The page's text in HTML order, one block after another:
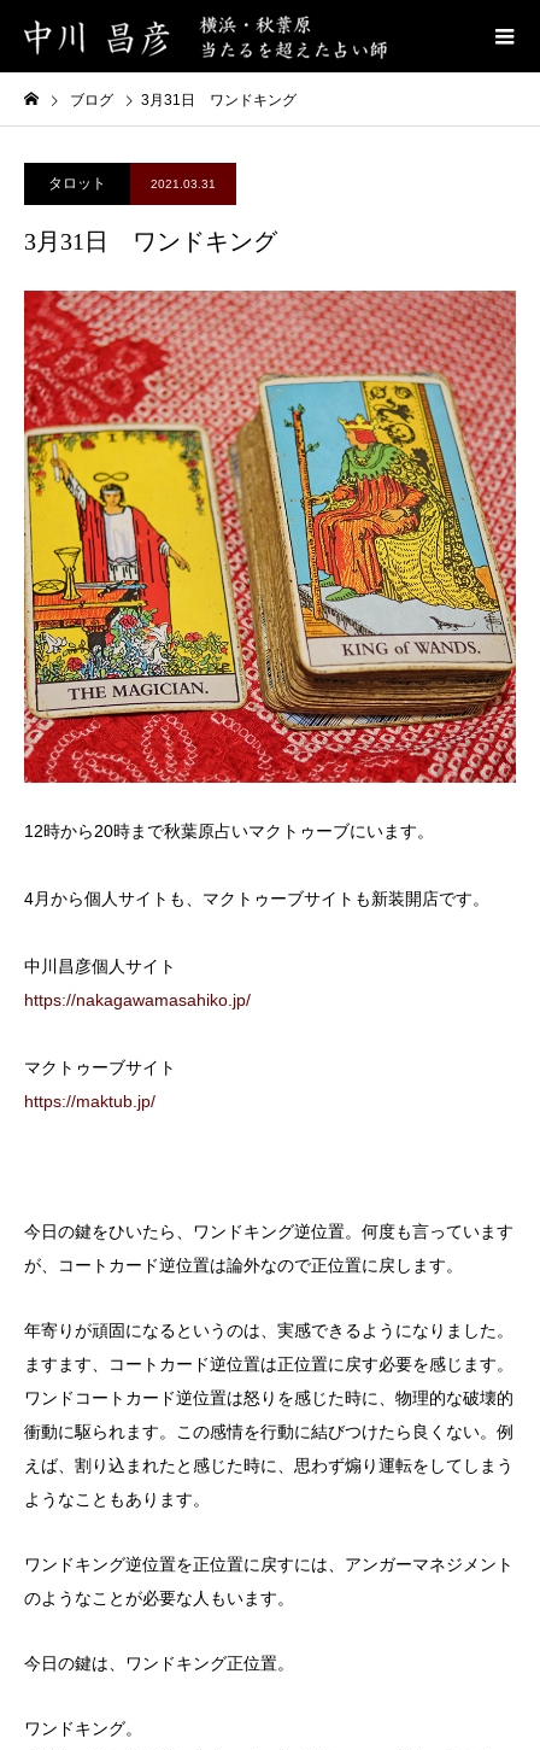
ブログ 3月31日 ワンドキング
タロット 2021.03.31
3月31日 ワンドキング
12時から20時まで秋葉原占いマクトゥーブにいます。
4月から個人サイトも、マクトゥーブサイトも新装開店です。
中川昌彦個人サイト
https://nakagawamasahiko.jp/
マクトゥーブサイト
https://maktub.jp/
今日の鍵をひいたら、ワンドキング逆位置。何度も言っています
が、コートカード逆位置は論外なので正位置に戻します。
年寄りが頑固になるというのは、実感できるようになりました。
ますます、コートカード逆位置は正位置に戻す必要を感じます。
ワンドコートカード逆位置は怒りを感じた時に、物理的な破壊的
衝動に駆られます。この感情を行動に結びつけたら良くない。例
えば、割り込まれたと感じた時に、思わず煽り運転をしてしまう
ようなこともあります。
ワンドキング逆位置を正位置に戻すには、アンガーマネジメント
のようなことが必要な人もいます。
今日の鍵は、ワンドキング正位置。
ワンドキング。